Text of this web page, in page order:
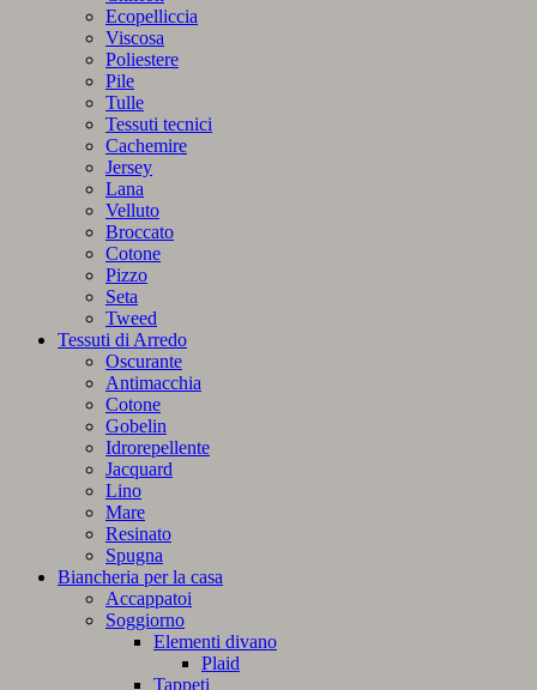
Ecopelliccia
Viscosa
Poliestere
Pile
Tulle
Tessuti tecnici
Cachemire
Jersey
Lana
Velluto
Broccato
Cotone
Pizzo
Seta
Tweed
Tessuti di Arredo
Oscurante
Antimacchia
Cotone
Gobelin
Idrorepellente
Jacquard
Lino
Mare
Resinato
Spugna
Biancheria per la casa
Accappatoi
Soggiorno
Elementi divano
Plaid
Tappeti